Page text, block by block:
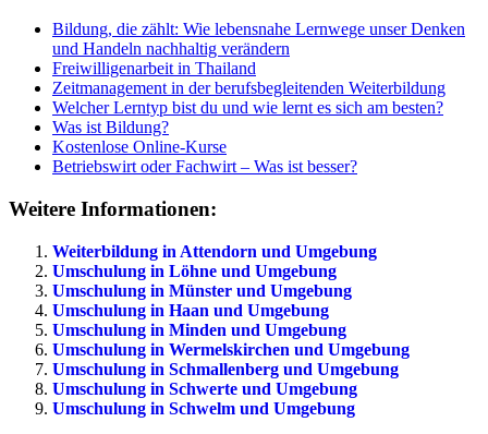
Bildung, die zählt: Wie lebensnahe Lernwege unser Denken
und Handeln nachhaltig verändern
Freiwilligenarbeit in Thailand
Zeitmanagement in der berufsbegleitenden Weiterbildung
Welcher Lerntyp bist du und wie lernt es sich am besten?
Was ist Bildung?
Kostenlose Online-Kurse
Betriebswirt oder Fachwirt – Was ist besser?
Weitere Informationen:
Weiterbildung in Attendorn und Umgebung
Umschulung in Löhne und Umgebung
Umschulung in Münster und Umgebung
Umschulung in Haan und Umgebung
Umschulung in Minden und Umgebung
Umschulung in Wermelskirchen und Umgebung
Umschulung in Schmallenberg und Umgebung
Umschulung in Schwerte und Umgebung
Umschulung in Schwelm und Umgebung